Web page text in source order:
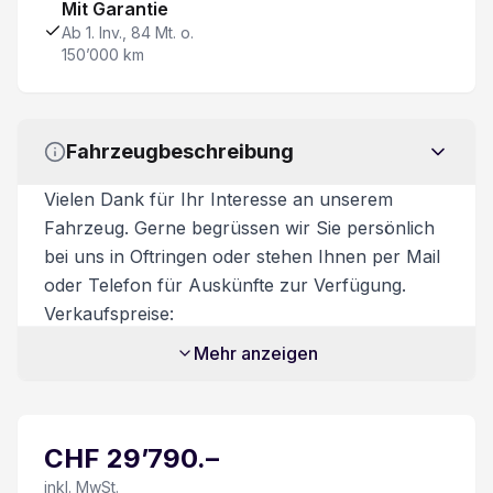
Sitzheizung vorne
Aussensp. m. Memory el. verstell-, anklapp- u. beh
Fernlichtassistent
Bluetooth-System
Automatische Notbremsung
Nebelscheinwerfer
Mit Garantie
Ab 1. Inv., 84 Mt. o.
150’000 km
Fahrzeugbeschreibung
Vielen Dank für Ihr Interesse an unserem
Fahrzeug. Gerne begrüssen wir Sie persönlich
bei uns in Oftringen oder stehen Ihnen per Mail
oder Telefon für Auskünfte zur Verfügung.
Verkaufspreise:
Unsere Verkaufspreise sind inkl. 8.1%
Beim Kauf eines Fahrzeuges ist ein
Ablieferungspaket für CHF 550.- optional
Mehr anzeigen
CHF 29’790.–
inkl. MwSt.